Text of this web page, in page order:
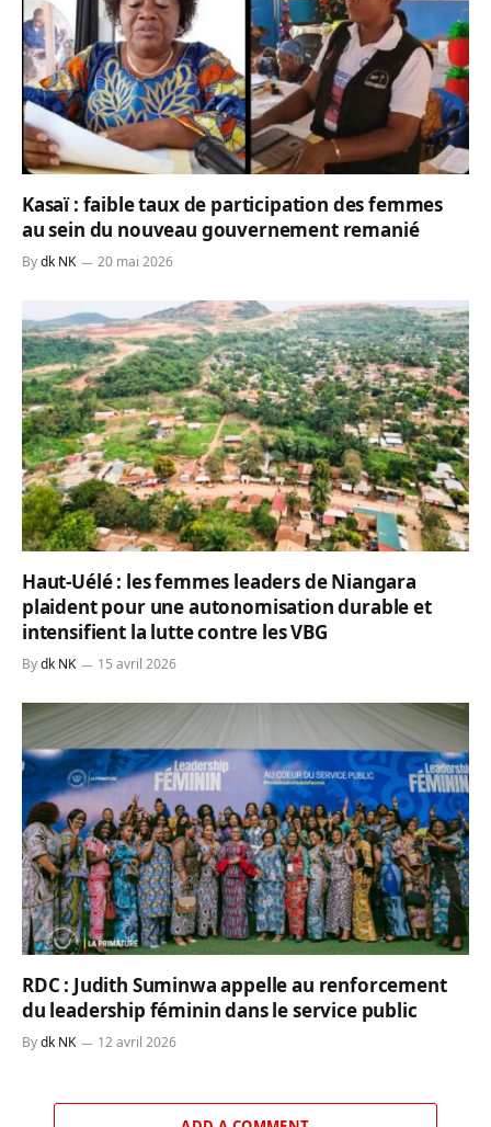
Kasaï : faible taux de participation des femmes
au sein du nouveau gouvernement remanié
Bydk NK 20 mai 2026
Haut-Uélé : les femmes leaders de Niangara
plaident pour une autonomisation durable et
intensifient la lutte contre les VBG
Bydk NK 15 avril 2026
RDC : Judith Suminwa appelle au renforcement
du leadership féminin dans le service public
Bydk NK 12 avril 2026